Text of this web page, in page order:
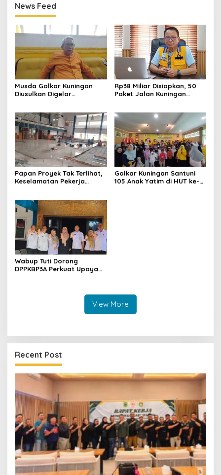
News Feed
Musda Golkar Kuningan
Diusulkan Digelar
Rp38 Miliar Disiapkan, 50
Paket Jalan Kuningan
Papan Proyek Tak Terlihat,
Keselamatan Pekerja
Golkar Kuningan Santuni
105 Anak Yatim di HUT ke-
Wabup Tuti Dorong
DPPKBP3A Perkuat Upaya
View More
Recent Post